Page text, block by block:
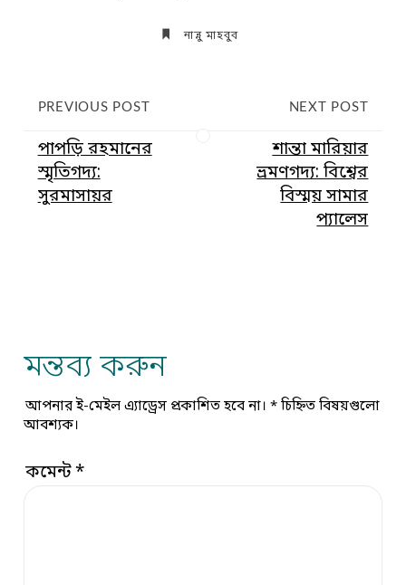
নান্নু মাহবুব
PREVIOUS POST
পাপড়ি রহমানের
স্মৃতিগদ্য:
সুরমাসায়র
NEXT POST
শান্তা মারিয়ার
ভ্রমণগদ্য: বিশ্বের
বিস্ময় সামার
প্যালেস
মন্তব্য করুন
আপনার ই-মেইল এ্যাড্রেস প্রকাশিত হবে না। *চিহ্নিত বিষয়গুলো
আবশ্যক।
কমেন্ট*